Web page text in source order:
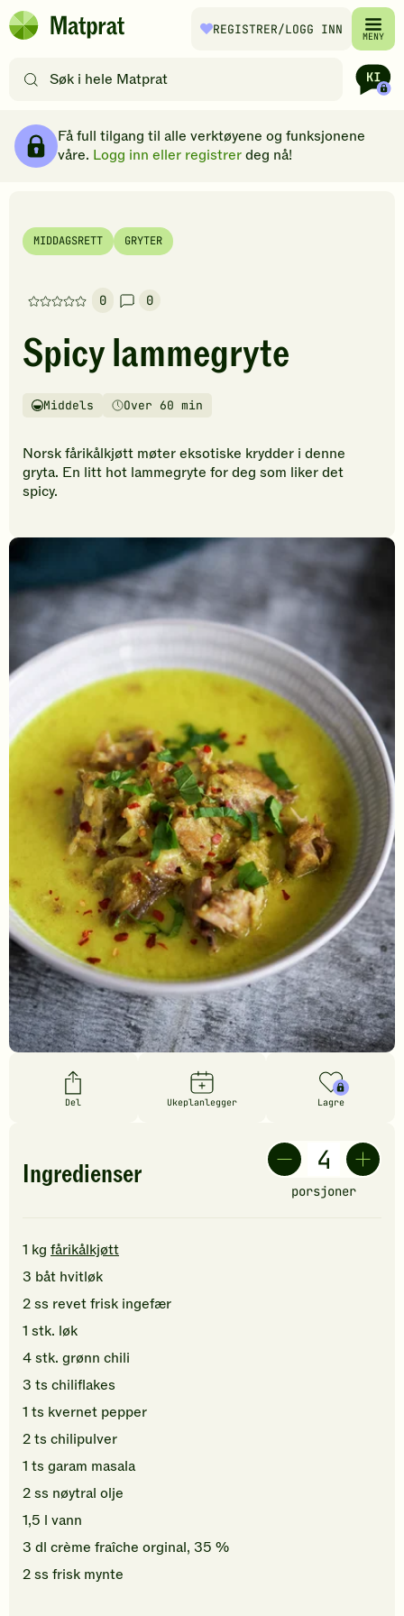
Hopp til hovedinnhold
Matprat
REGISTRER/LOGG INN MENY
etter
filtre
Få full tilgang til alle verktøyene og funksjonene
våre. Logg inn eller registrerdeg nå!
MIDDAGSRETT GRYTER
0
Denne
har
foreløpig
vurderinger.
den
første
til
oppskriften.
0
Spicy lammegryte
Vanskelighetsgrad
Middels
TilberedningstidOver 60 min
Norsk fårikålkjøtt møter eksotiske krydder i denne
gryta. En litt hot lammegryte for deg som liker det
spicy.
Del Ukeplanlegger Lagre
Ingredienser
porsjoner
1 kg fårikålkjøtt
3 båt hvitløk
2ss revetfrisk ingefær
1 stk. løk
4stk. grønn chili
3 ts chiliflakes
1 ts kvernet pepper
2ts chilipulver
1 ts garam masala
2ss nøytral olje
1,5 l vann
3 dl crème fraîche orginal, 35 %
2ss frisk mynte